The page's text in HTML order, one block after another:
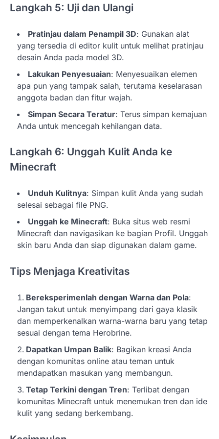
Langkah 5: Uji dan Ulangi
Pratinjau dalam Penampil 3D: Gunakan alat
yang tersedia di editor kulit untuk melihat pratinjau
desain Anda pada model 3D.
Lakukan Penyesuaian: Menyesuaikan elemen
apa pun yang tampak salah, terutama keselarasan
anggota badan dan fitur wajah.
Simpan Secara Teratur: Terus simpan kemajuan
Anda untuk mencegah kehilangan data.
Langkah 6: Unggah Kulit Anda ke
Minecraft
Unduh Kulitnya: Simpan kulit Anda yang sudah
selesai sebagai file PNG.
Unggah ke Minecraft: Buka situs web resmi
Minecraft dan navigasikan ke bagian Profil. Unggah
skin baru Anda dan siap digunakan dalam game.
Tips Menjaga Kreativitas
Bereksperimenlah dengan Warna dan Pola:
Jangan takut untuk menyimpang dari gaya klasik
dan memperkenalkan warna-warna baru yang tetap
sesuai dengan tema Herobrine.
Dapatkan Umpan Balik: Bagikan kreasi Anda
dengan komunitas online atau teman untuk
mendapatkan masukan yang membangun.
Tetap Terkini dengan Tren: Terlibat dengan
komunitas Minecraft untuk menemukan tren dan ide
kulit yang sedang berkembang.